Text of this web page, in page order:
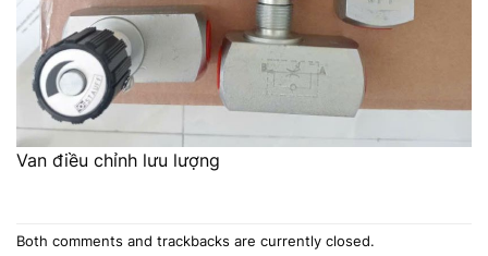
Van điều chỉnh lưu lượng
Both comments and trackbacks are currently closed.